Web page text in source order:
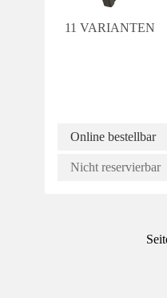
11 VARIANTEN
Online bestellbar
Nicht reservierbar